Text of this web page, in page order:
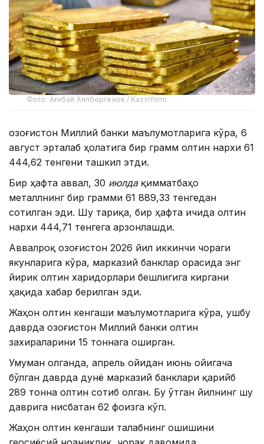
Фото: Ағибай Аяпбергенов / Kazinform
Қозоғистон Миллий банки маълумотларига кўра, 6
август эрталаб ҳолатига бир грамм олтин нархи 61
444,62 тенгени ташкил этди.
Бир ҳафта аввал, 30 июлдақимматбаҳо
металлнинг бир грамми 61 889,33 тенгедан
сотилган эди. Шу тариқа, бир ҳафта ичида олтин
нархи 444,71 тенгега арзонлашди.
Аввалроқ Қозоғистон 2026 йил иккинчи чораги
якунларига кўра, марказий банклар орасида энг
йирик олтин харидорлари бешлигига киргани
ҳақида хабар берилган эди.
Жаҳон олтин кенгаши маълумотларига кўра, ушбу
даврда Қозоғистон Миллий банки олтин
захираларини 15 тоннага оширган.
Умуман олганда, апрель ойидан июнь ойигача
бўлган даврда дунё марказий банклари қарийб
289 тонна олтин сотиб олган. Бу ўтган йилнинг шу
даврига нисбатан 62 фоизга кўп.
Жаҳон олтин кенгаши талабнинг ошишини